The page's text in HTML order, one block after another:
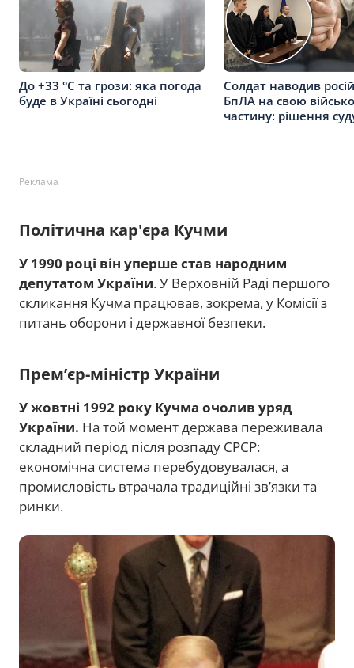
До +33 °C та грози: яка погода
буде в Україні сьогодні
Солдат наводив
БпЛА на свою
частину: рішення
Реклама
Політична кар'єра Кучми
У 1990 році він уперше став народним
депутатом України. У Верховній Раді першого
скликання Кучма працював, зокрема, у Комісії з
питань оборони і державної безпеки.
Прем’єр-міністр України
У жовтні 1992 року Кучма очолив уряд
України. На той момент держава переживала
складний період після розпаду СРСР:
економічна система перебудовувалася, а
промисловість втрачала традиційні зв’язки та
ринки.